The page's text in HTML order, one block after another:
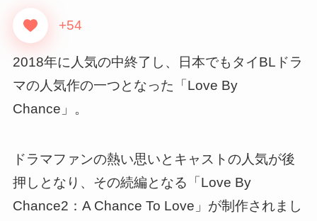
+54
2018年に人気の中終了し、日本でもタイBLドラ
マの人気作の一つとなった「Love By
Chance」。
ドラマファンの熱い思いとキャストの人気が後
押しとなり、その続編となる「Love By
Chance2：A Chance To Love」が制作されまし